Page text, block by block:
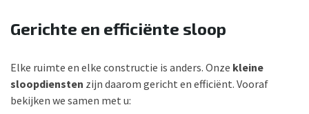
Gerichte en efficiënte sloop
Elke ruimte en elke constructie is anders. Onze kleine
sloopdiensten zijn daarom gericht en efficiënt. Vooraf
bekijken we samen met u: